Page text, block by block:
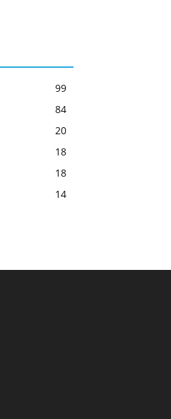
99
84
20
18
18
14